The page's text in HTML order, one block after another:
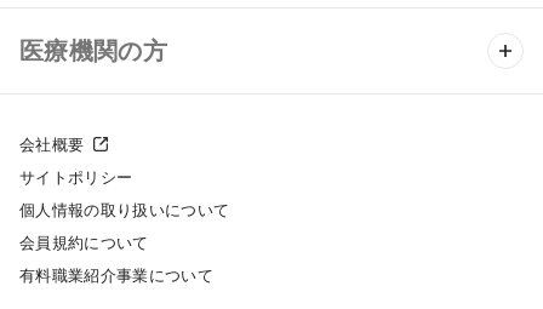
クリニック物件検索
クリニックの開業スタイル
クリニック開業までの流れ
開業支援事例
医師求人 TOP
常勤求人検索
スポット求人検索
医療機関の方
採用をお考えの医療機関の方
会社概要
サイトポリシー
個人情報の取り扱いについて
会員規約について
有料職業紹介事業について